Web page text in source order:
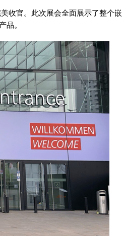
收官。此次展会全面展示了整个
品。